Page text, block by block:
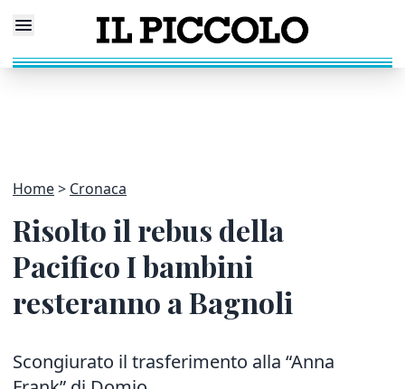
Home Cronaca
Risolto il rebus della
Pacifico I bambini
resteranno a Bagnoli
Scongiurato il trasferimento alla “Anna